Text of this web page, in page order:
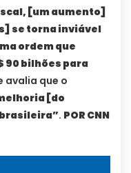
[um aumento]
se torna inviável
ordem que
90 bilhões para
avalia que o
[do
. POR CNN